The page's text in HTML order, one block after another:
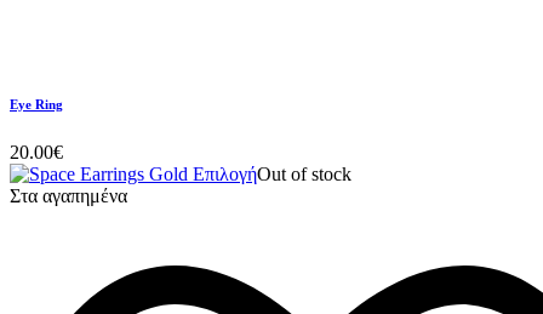
Eye Ring
20.00€
ΕπιλογήOut of stock
Στα αγαπημένα